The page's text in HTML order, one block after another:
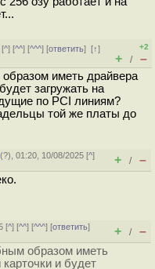
[^] [^^] [^^^] [ответить][↑]
+2
+ / –
иметь драйвера
загружать на
по PCI линиям?
той же платы до
(?), 01:20, 10/08/2025 [^]
+ / –
[^] [^^] [^^^] [ответить]
+ / –
образом иметь
и будет